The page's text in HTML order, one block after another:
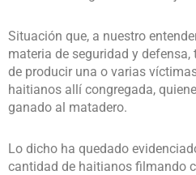
Situación que, a nuestro
materia de seguridad y defensa,
de producir una o varias
haitianos allí congregada,
ganado al matadero.
Lo dicho ha quedado
cantidad de haitianos filmando